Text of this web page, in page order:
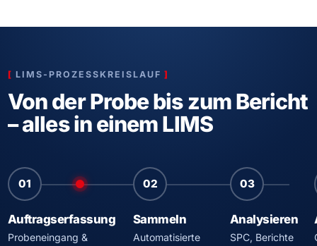
LIMS-PROZESSKREISLAUF
Von der Probe bis zum Bericht
– alles in einem LIMS
01
Auftragserfassung
Probeneingang &
02
Sammeln
Automatisierte
03
Analysieren
SPC, Berichte